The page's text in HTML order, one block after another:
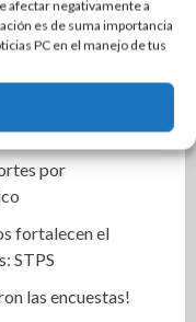
afectar negativamente a
es de suma importancia
PC en el manejo de tus
ofrece
ciudadanas en
Morenista
por
fortalecen el
STPS
las encuestas!